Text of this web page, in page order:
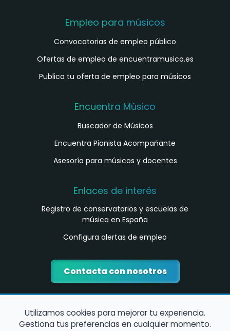
Empleo para músicos
Convocatorias de empleo público
Ofertas de empleo de encuentramusico.es
Publica tu oferta de empleo para músicos
Encuentra Músico
Buscador de Músicos
Encuentra Pianista Acompañante
Asesoría para músicos y docentes
Enlaces de interés
Registro de conservatorios y escuelas de
música en España
Configura alertas de empleo
Contacta con nosotros
Utilizamos cookies para mejorar tu experiencia.
Gestiona tus preferencias en cualquier momento.